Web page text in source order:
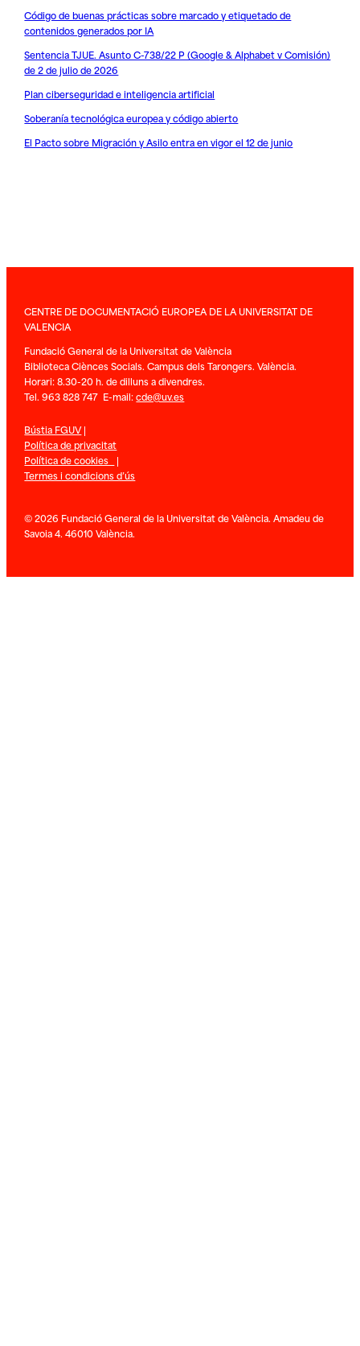
Código de buenas prácticas sobre marcado y etiquetado de
contenidos generados por IA
Sentencia TJUE. Asunto C-738/22 P (Google & Alphabet v Comisión)
de 2 de julio de 2026
Plan ciberseguridad e inteligencia artificial
Soberanía tecnológica europea y código abierto
El Pacto sobre Migración y Asilo entra en vigor el 12 de junio
CENTRE DE DOCUMENTACIÓ EUROPEA DE LA UNIVERSITAT DE
VALENCIA
Fundació General de la Universitat de València
Biblioteca Ciènces Socials. Campus dels Tarongers. València.
Horari: 8.30-20 h. de dilluns a divendres.
Tel. 963 828 747 E-mail:cde@uv.es
Bústia FGUV|
Política de privacitat
Política de cookies |
Termes i condicions d’ús
© 2026 Fundació General de la Universitat de València. Amadeu de
Savoia 4. 46010 València.